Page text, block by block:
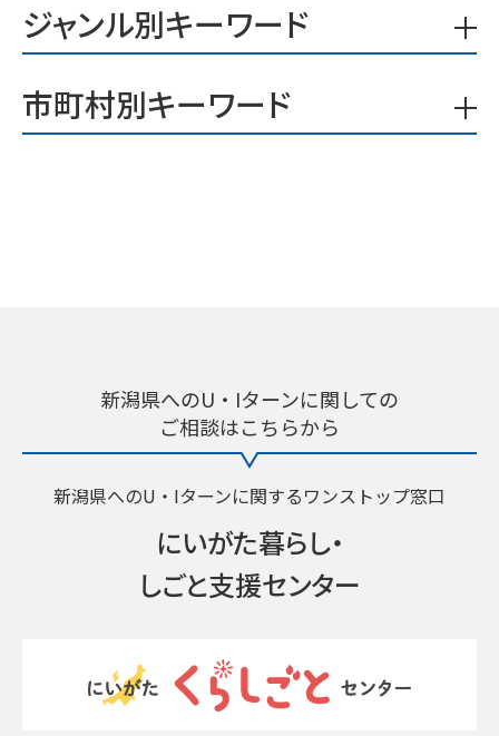
ジャンル別キーワード
市町村別キーワード
新潟県へのU・Iターンに関しての
ご相談はこちらから
新潟県へのU・Iターンに関するワンストップ窓口
にいがた暮らし・
しごと支援センター